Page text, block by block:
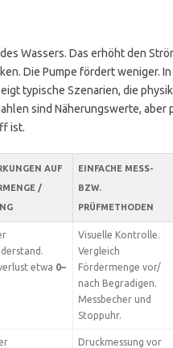
Wassers. Das erhöht den
Die Pumpe fördert weniger.
typische Szenarien, die
sind Näherungswerte, aber
ist.
AUF
/
EINFACHE MESS-
BZW.
PRÜFMETHODEN
etwa 0–
Visuelle Kontrolle.
Vergleich
Fördermenge vor/
nach Begradigen.
Messbecher und
Stoppuhr.
Druckmessung vor